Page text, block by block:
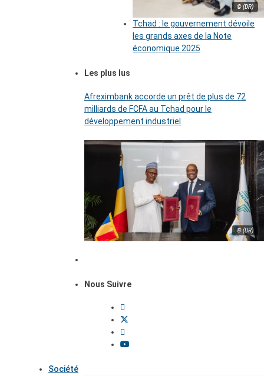
© (DR)
Tchad : le gouvernement dévoile
les grands axes de la Note
économique 2025
Les plus lus
Afreximbank accorde un prêt de plus de 72
milliards de FCFA au Tchad pour le
développement industriel
© (DR)
Nous Suivre
Société